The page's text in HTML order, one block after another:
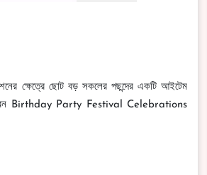
ক্ষেত্রে ছোট বড় সকলের পছন্দের একটি আইটেম
পারেন Birthday Party Festival Celebrations